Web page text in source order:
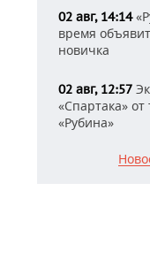
02 авг, 14:14
время
новичка
02 авг, 12:57
«Спартака»
«Рубина»